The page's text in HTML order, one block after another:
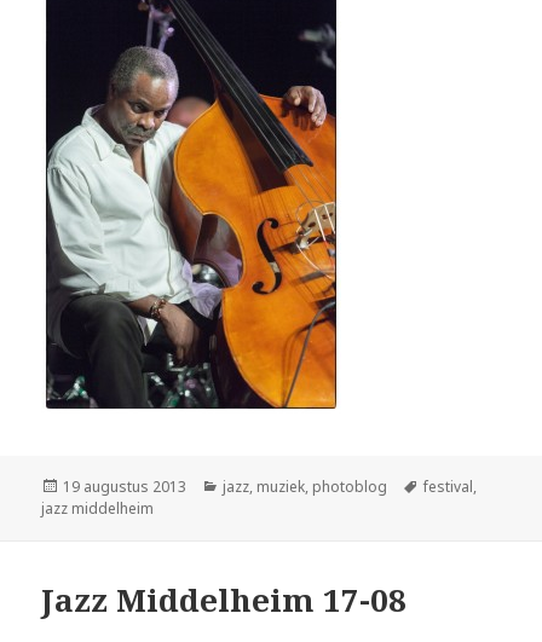
Geplaatst
op
19 augustus 2013 Categorieën
jazz, muziek, photoblog Tags
festival,
jazz middelheim
Jazz Middelheim 17-08